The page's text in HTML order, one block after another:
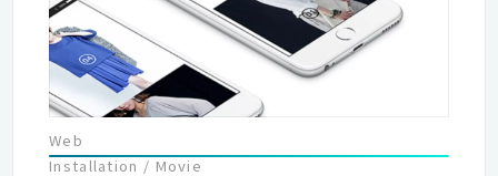
なえることが当社の強みです。 お預かりしている顧客データや長
年培ってきたCRMに関するノウハウ、2011年から本格的に進め
ている顧客インサイトの研究開発といった当社ならではの強みを
活かし、これからのWebの在り方を追及していきませんか。
Web
Installation / Movie